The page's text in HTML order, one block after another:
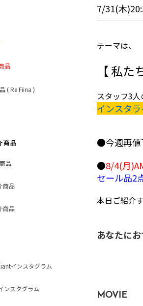
品
( Re Fiina )
商品
品
商品
商品
インスタグラム
ンスタグラム
7/31(木
テーマは、
【 私た
スタッフ3
インスタ
●今週再値
●8/4(月
セール品2
本日ご紹介
あなたに
MOVIE